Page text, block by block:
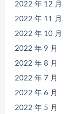
2022 年 12 月
2022 年 11 月
2022 年 10 月
2022 年 9 月
2022 年 8 月
2022 年 7 月
2022 年 6 月
2022 年 5 月